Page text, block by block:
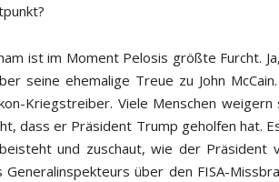
ist im Moment Pelosis größte Furcht.
seine ehemalige Treue zu John
Kriegstreiber. Viele Menschen weigern
dass er Präsident Trump geholfen hat.
und zuschaut, wie der Präsident
über den FISA-